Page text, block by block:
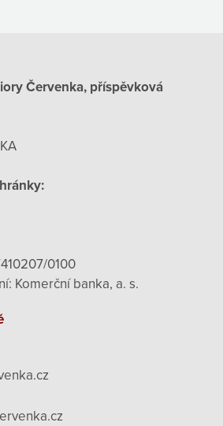
Červenka, příspěvková
0100
Komerční banka, a. s.